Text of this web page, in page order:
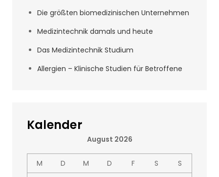
Die größten biomedizinischen Unternehmen
Medizintechnik damals und heute
Das Medizintechnik Studium
Allergien – Klinische Studien für Betroffene
Kalender
August 2026
M D M D F S
S